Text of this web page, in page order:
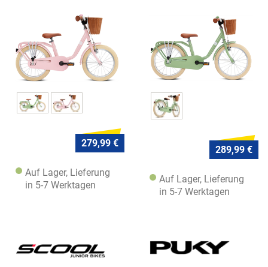
279,99 €
Auf Lager, Lieferung
in 5-7 Werktagen
289,99 €
Auf Lager, Lieferung
in 5-7 Werktagen